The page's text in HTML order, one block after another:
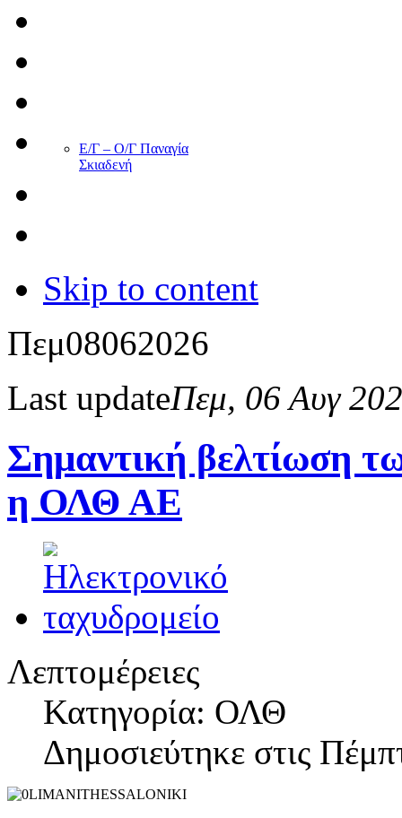
Ε/Γ – Ο/Γ Παναγία
Σκιαδενή
Skip to content
Πεμ08062026
Last updateΠεμ, 06 Αυγ
Σημαντική βελτίωση
η ΟΛΘ ΑΕ
Λεπτομέρειες
Κατηγορία: ΟΛΘ
Δημοσιεύτηκε στις